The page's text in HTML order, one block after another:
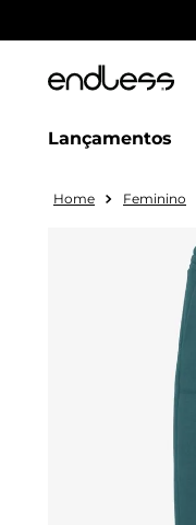
Lançamentos
Feminino